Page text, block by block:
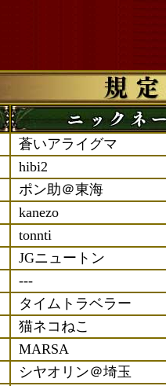
蒼いアライグマ
hibi2
ポン助＠東海
kanezo
tonnti
JGニュートン
---
タイムトラベラー
猫ネコねこ
MARSA
シヤオリン＠埼玉